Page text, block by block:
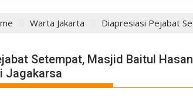
Warta Jakarta Diapresiasi Pejabat
Setempat, Masjid Baitul
Jagakarsa